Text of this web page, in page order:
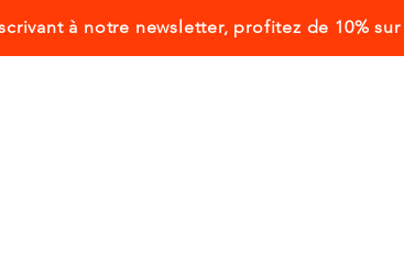
à notre newsletter, profitez de 10%